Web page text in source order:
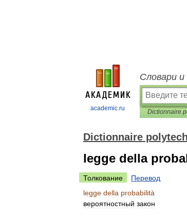
academic.ru
Словари и
Dictionnaire
legge della
Толкование
Перевод
legge della probabilità
вероятностный закон